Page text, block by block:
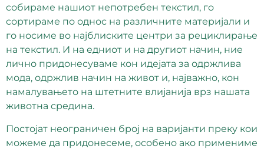
собираме нашиот непотребен текстил, го
сортираме по однос на различните материјали и
го носиме во најблиските центри за рециклирање
на текстил. И на едниот и на другиот начин, ние
лично придонесуваме кон идејата за одржлива
мода, одржлив начин на живот и, најважно, кон
намалувањето на штетните влијанија врз нашата
животна средина.
Постојат неограничен број на варијанти преку кои
можеме да придонесеме, особено ако примениме